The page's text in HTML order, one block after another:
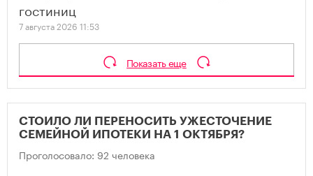
гостиниц
7 августа 2026 11:53
Показать еще
СТОИЛО ЛИ ПЕРЕНОСИТЬ УЖЕСТОЧЕНИЕ
СЕМЕЙНОЙ ИПОТЕКИ НА 1 ОКТЯБРЯ?
Проголосовало: 92 человека